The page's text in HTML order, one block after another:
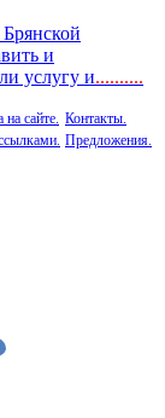
и
услугу и..........
сайте. Контакты.
Предложения.